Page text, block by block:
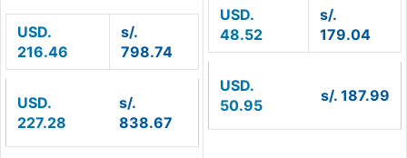
USD.
216.46
s/.
798.74
USD.
227.28
s/.
838.67
USD.
48.52
s/.
179.04
USD.
50.95
s/. 187.99